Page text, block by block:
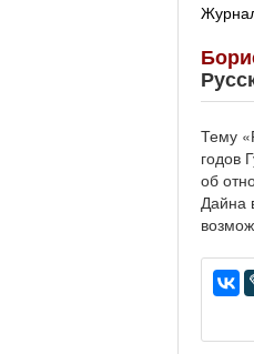
Тему
годов
об
Дайна